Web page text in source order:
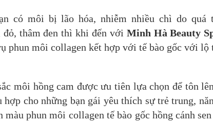
có môi bị lão hóa, nhiễm nhiều chì do
đỏ, thâm đen thì khi đến với Minh Hà Beauty
phun môi collagen kết hợp với tế bào gốc với lộ
môi hồng cam được ưu tiên lựa chọn để tôn
hợp cho những bạn gái yêu thích sự trẻ trung,
màu phun môi collagen tế bào gốc hồng cánh